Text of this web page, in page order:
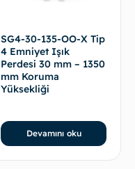
SG4-30-135-OO-X Tip
4 Emniyet Işık
Perdesi 30 mm – 1350
mm Koruma
Yüksekliği
Devamını oku